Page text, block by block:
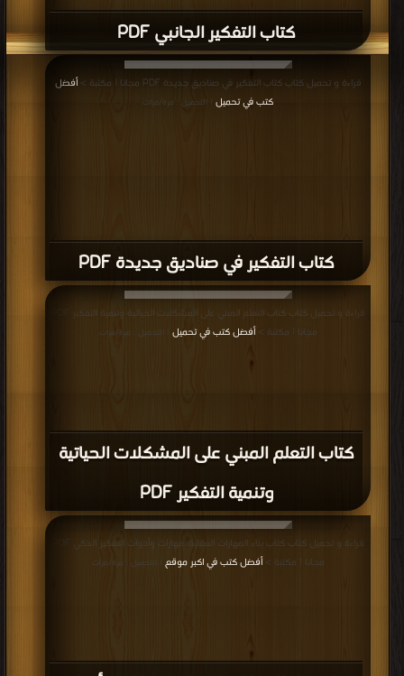
كتاب التفكير الجانبي PDF
كتاب التفكير في صناديق جديدة PDF
قراءة و تحميل كتاب كتاب التفكير في صناديق جديدة PDF مجانا | مكتبة >
أفضل
كتب في تحميل
| التحميل : مرة/مرات
كتاب التعلم المبني على المشكلات الحياتية
وتنمية التفكير PDF
مجانا | مكتبة >أفضل كتب في تحميل | التحميل : مرة/مرات
مجانا | مكتبة >أفضل كتب في اكبر موقع | التحميل : مرة/مرات